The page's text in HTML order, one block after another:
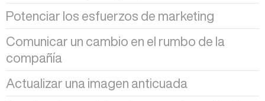
Potenciar los esfuerzos de marketing
Comunicar un cambio en el rumbo de la
compañía
Actualizar una imagen anticuada